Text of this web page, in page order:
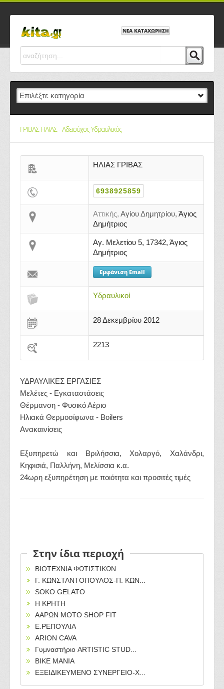
ΝΕΑ ΚΑΤΑΧΩΡΗΣΗ
ΓΡΙΒΑΣ ΗΛΙΑΣ - Αδειούχος Υδραυλικός
ΗΛΙΑΣ ΓΡΙΒΑΣ
6938925859
Αττικής, Αγίου Δημητρίου, Άγιος
Δημήτριος
Αγ. Μελετίου 5, 17342, Άγιος
Δημήτριος
Εμφάνιση Email
Υδραυλικοί
28 Δεκεμβρίου 2012
2213
ΥΔΡΑΥΛΙΚΕΣ ΕΡΓΑΣΙΕΣ
Μελέτες - Εγκαταστάσεις
Θέρμανση - Φυσικό Αέριο
Ηλιακά Θερμοσίφωνα - Boilers
Ανακαινίσεις
Εξυπηρετώ και Βριλήσσια, Χολαργό, Χαλάνδρι,
Κηφισιά, Παλλήνη, Μελίσσια κ.α.
24ωρη εξυπηρέτηση με ποιότητα και προσιτές τιμές
Στην ίδια περιοχή
ΒΙΟΤΕΧΝΙΑ ΦΩΤΙΣΤΙΚΩΝ...
Γ. ΚΩΝΣΤΑΝΤΟΠΟΥΛΟΣ-Π. ΚΩΝ...
SOKO GELATO
Η ΚΡΗΤΗ
ΑΑΡΩΝ MOTO SHOP FIT
Ε.ΡΕΠΟΥΛΙΑ
ARION CAVA
Γυμναστήριο ARTISTIC STUD...
BIKE MANIA
ΕΞΕΙΔΙΚΕΥΜΕΝΟ ΣΥΝΕΡΓΕΙΟ-Χ...